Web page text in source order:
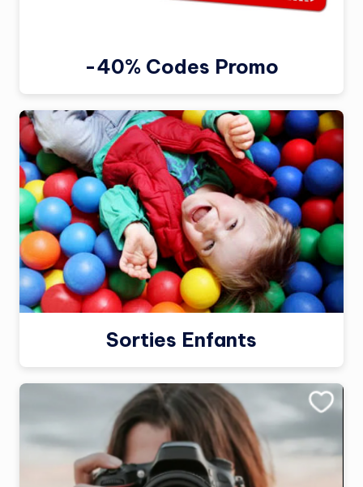
-40% Codes Promo
Sorties Enfants